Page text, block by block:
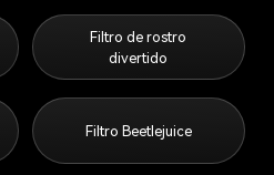
Filtro de rostro
divertido
Filtro Beetlejuice